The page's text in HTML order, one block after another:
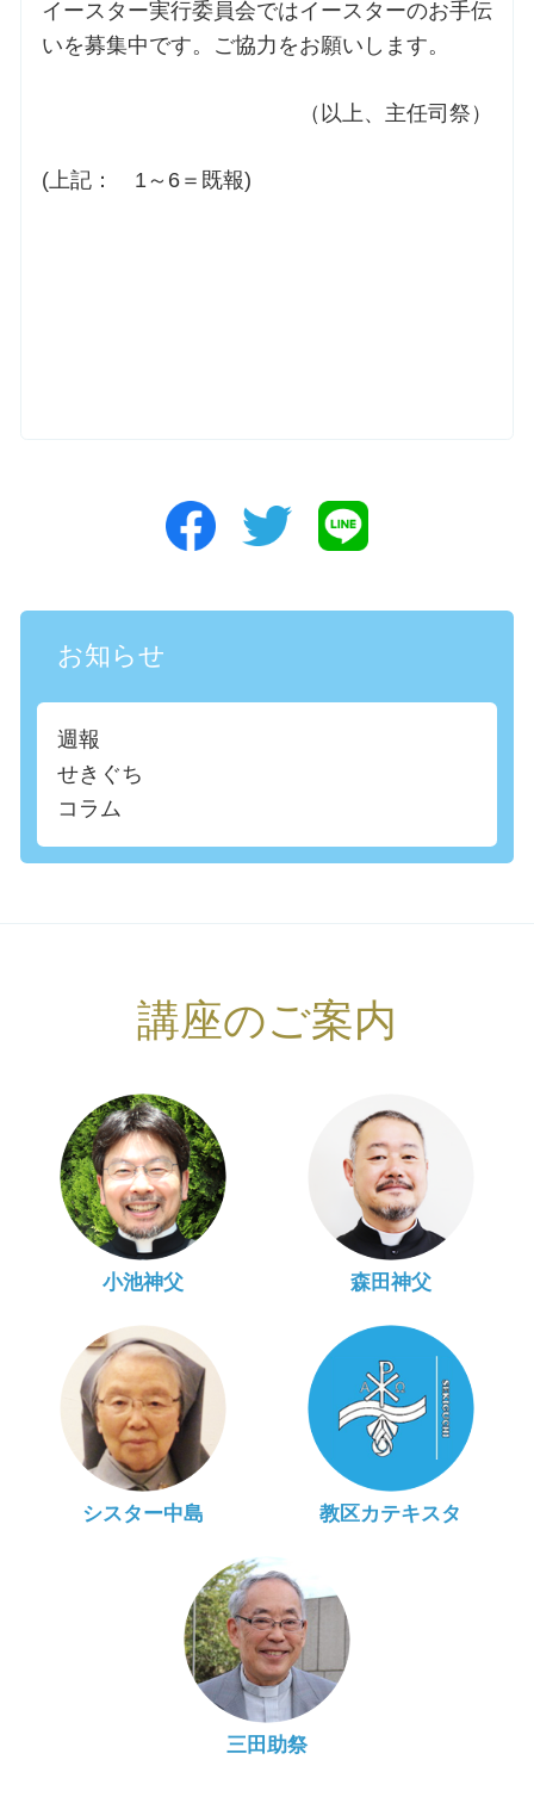
イースター実行委員会ではイースターのお手伝
いを募集中です。ご協力をお願いします。
（以上、主任司祭）
(上記： 1～6＝既報)
お知らせ
週報
せきぐち
コラム
講座のご案内
小池神父 森田神父
シスター中島 教区カテキスタ
三田助祭